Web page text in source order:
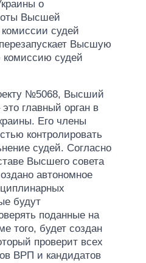
о
Высшей
судей
Высшую
судей
№5068, Высший
главный орган в
Его члены
контролировать
судей. Согласно
Высшего совета
автономное
будут
поданные на
того, будет создан
проверит всех
ВРП и кандидатов